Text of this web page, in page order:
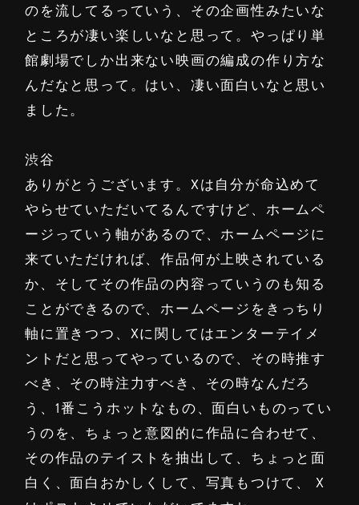
のを流してるっていう、その企画性みたいな
ところが凄い楽しいなと思って。やっぱり単
館劇場でしか出来ない映画の編成の作り方な
んだなと思って。はい、凄い面白いなと思い
ました。
渋谷
ありがとうございます。Xは自分が命込めて
やらせていただいてるんですけど、ホームペ
ージっていう軸があるので、ホームページに
来ていただければ、作品何が上映されている
か、そしてその作品の内容っていうのも知る
ことができるので、ホームページをきっちり
軸に置きつつ、Xに関してはエンターテイメ
ントだと思ってやっているので、その時推す
べき、その時注力すべき、その時なんだろ
う、1番こうホットなもの、面白いものってい
うのを、ちょっと意図的に作品に合わせて、
その作品のテイストを抽出して、ちょっと面
白く、面白おかしくして、写真もつけて、 X